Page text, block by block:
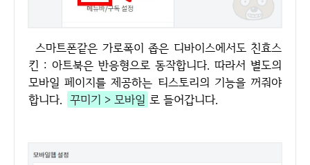
스마트폰같은 가로폭이 좁은 디바이스에서도 친효스
킨 : 아트북은 반응형으로 동작합니다. 따라서 별도의
모바일 페이지를 제공하는 티스토리의 기능을 꺼줘야
합니다. 꾸미기 > 모바일 로 들어갑니다.